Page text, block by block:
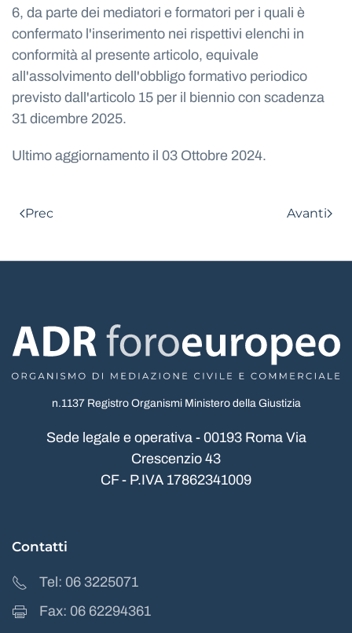
6, da parte dei mediatori e formatori per i quali è
confermato l'inserimento nei rispettivi elenchi in
conformità al presente articolo, equivale
all'assolvimento dell'obbligo formativo periodico
previsto dall'articolo 15 per il biennio con scadenza
31 dicembre 2025.
Ultimo aggiornamento il 03 Ottobre 2024.
Prec Avanti
n.1137 Registro Organismi Ministero della Giustizia
Sede legale e operativa - 00193 Roma Via
Crescenzio 43
CF - P.IVA 17862341009
Contatti
Tel: 06 3225071
Fax: 06 62294361